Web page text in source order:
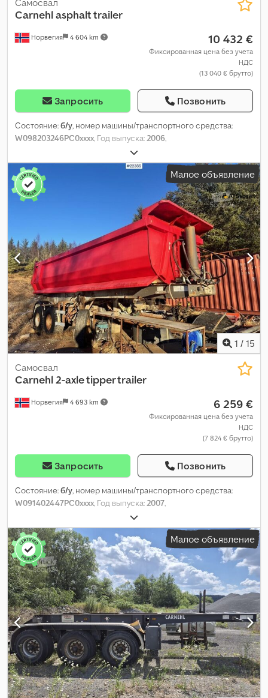
Норвегия 4 604 km
Самосвал
Carnehlasphalt trailer
10 432 €
Фиксированная цена без учета
НДС
(13 040 € брутто)
Запросить Позвонить
Состояние:б/у, номер машины/транспортного средства:
W098203246PC0xxxx, Год выпуска:2006,
Малое объявление
1 / 15
Норвегия 4 693 km
Самосвал
Carnehl2-axle tipper trailer
6 259 €
Фиксированная цена без учета
НДС
(7 824 € брутто)
Запросить Позвонить
Состояние:б/у, номер машины/транспортного средства:
W091402447PC0xxxx , Год выпуска: 2007
Малое объявление